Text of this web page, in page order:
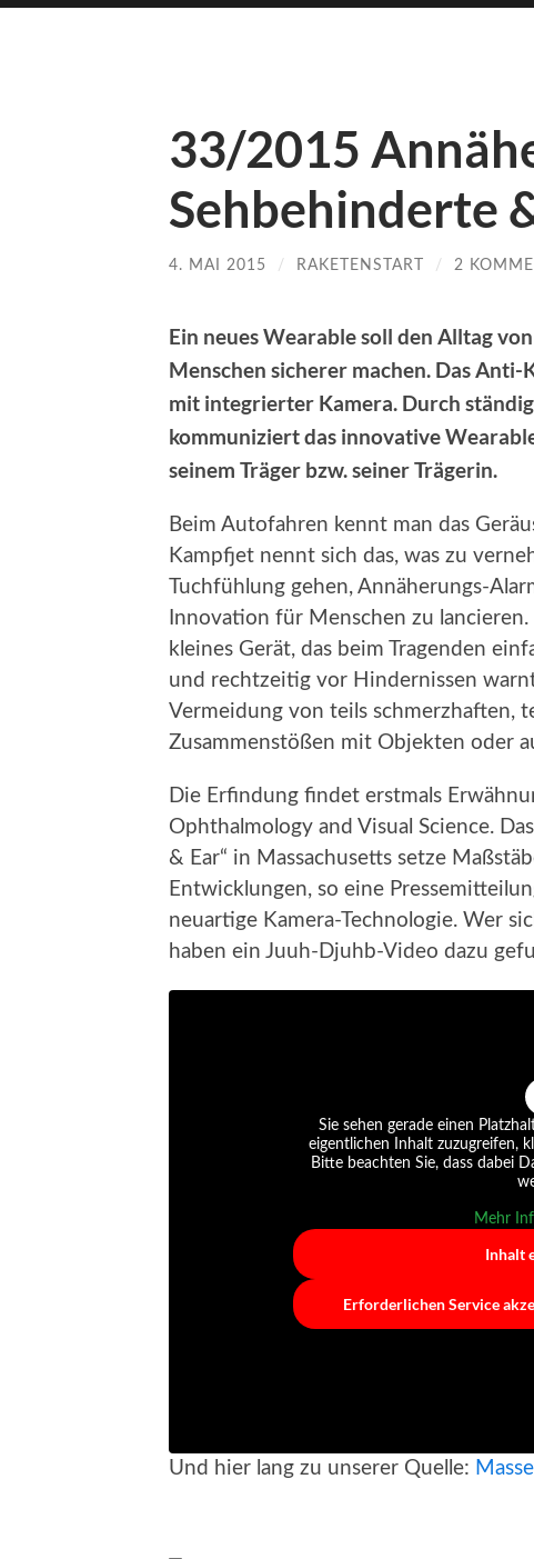
33/2015
Sehbehinderte
4. MAI 2015 / RAKETENSTART / 2
Ein neues Wearable soll den Alltag
Menschen sicherer machen. Das
mit integrierter Kamera. Durch
kommuniziert das innovative
seinem Träger bzw. seiner Trägerin.
Beim Autofahren kennt man das
Kampfjet nennt sich das, was zu
Tuchfühlung gehen, Annäherungs-
Innovation für Menschen zu
kleines Gerät, das beim Tragenden
und rechtzeitig vor Hindernissen
Vermeidung von teils schmerzhaften,
Zusammenstößen mit Objekten oder
Die Erfindung findet erstmals
Ophthalmology and Visual Science.
& Ear“ in Massachusetts setze
Entwicklungen, so eine
neuartige Kamera-Technologie. Wer
haben ein Juuh-Djuhb-Video dazu
Sie sehen gerade einen
eigentlichen Inhalt zuzugreifen,
Bitte beachten Sie, dass dabei
Mehr
Inhalt
Erforderlichen Service
Und hier lang zu unserer Quelle: